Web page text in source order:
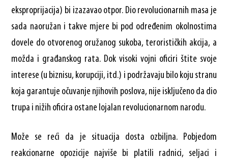
eksproprijacija) bi izazavao otpor. Dio revolucionarnih masa je
sada naoružan i takve mjere bi pod određenim okolnostima
dovele do otvorenog oružanog sukoba, terorističkih akcija, a
možda i građanskog rata. Dok visoki vojni oficiri štite svoje
interese (u biznisu, korupciji, itd.) i podržavaju bilo koju stranu
koja garantuje očuvanje njihovih poslova, nije isključeno da dio
trupa i nižih oficira ostane lojalan revolucionarnom narodu.
Može se reći da je situacija dosta ozbiljna. Pobjedom
reakcionarne opozicije najviše bi platili radnici, seljaci i